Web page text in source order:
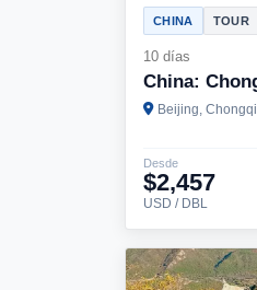
CHINA TOUR
10 días
China:
Beijing,
Desde
$2,457
USD / DBL